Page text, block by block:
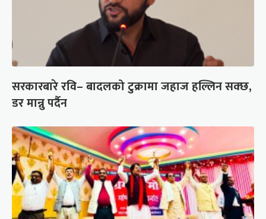
सरकारबारे रवि– बादलको टुक्रामा जहाज हल्लिन सक्छ,
डर मान्नु पर्दैन